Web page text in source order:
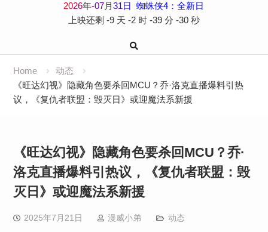
2026年-07月31日
蜘蛛侠4：全新日
上映还剩 -9 天 -2 时 -39 分 -30 秒
Home
动态
《旺达幻视》隐藏角色要杀回MCU？乔·洛克直播爆料引热
议，《复仇者联盟：毁灭日》或迎魔法系新援
《旺达幻视》隐藏角色要杀回MCU？乔·
洛克直播爆料引热议，《复仇者联盟：毁
灭日》或迎魔法系新援
2025年7月21日 漫威小弟 动态